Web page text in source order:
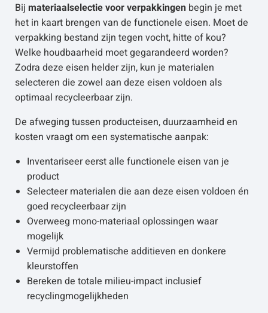
Bij materiaalselectie voor verpakkingen begin je met
het in kaart brengen van de functionele eisen. Moet de
verpakking bestand zijn tegen vocht, hitte of kou?
Welke houdbaarheid moet gegarandeerd worden?
Zodra deze eisen helder zijn, kun je materialen
selecteren die zowel aan deze eisen voldoen als
optimaal recycleerbaar zijn.
De afweging tussen producteisen, duurzaamheid en
kosten vraagt om een systematische aanpak:
Inventariseer eerst alle functionele eisen van je
product
Selecteer materialen die aan deze eisen voldoen én
goed recycleerbaar zijn
Overweeg mono-materiaal oplossingen waar
mogelijk
Vermijd problematische additieven en donkere
kleurstoffen
Bereken de totale milieu-impact inclusief
recyclingmogelijkheden